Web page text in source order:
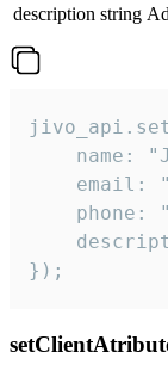
description string
name:
email:
phone:
});